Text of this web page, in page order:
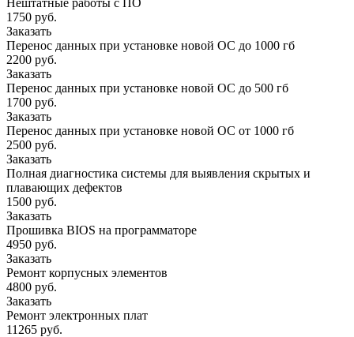
1750 руб.
Заказать
Перенос данных при установке новой ОС до 1000 гб
2200 руб.
Заказать
Перенос данных при установке новой ОС до 500 гб
1700 руб.
Заказать
Перенос данных при установке новой ОС от 1000 гб
2500 руб.
Заказать
Полная диагностика системы для выявления скрытых и
плавающих дефектов
1500 руб.
Заказать
Прошивка BIOS на программаторе
4950 руб.
Заказать
Ремонт корпусных элементов
4800 руб.
Заказать
Ремонт электронных плат
11265 руб.